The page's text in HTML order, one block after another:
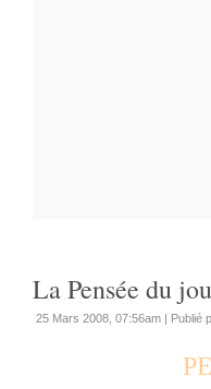
La Pensée du
25 Mars 2008, 07:56am | Publié